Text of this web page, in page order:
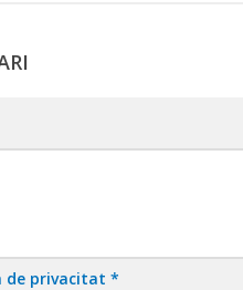
de privacitat *